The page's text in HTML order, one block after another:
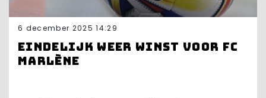
6 december 2025 14:29
Eindelijk weer winst voor FC
Marlène